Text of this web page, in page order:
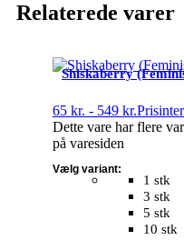
Relaterede varer
Shiskaberry
65 kr. - 549 kr.
1 stk
3 stk
5 stk
10 stk
Vælg variant:
Dette vare har flere
på varesiden